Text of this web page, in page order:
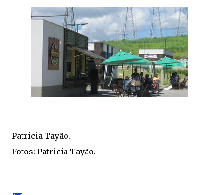
Patricia Tayão.
Fotos: Patricia Tayão.